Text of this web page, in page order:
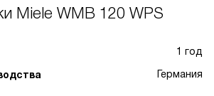
Miele WMB 120 WPS
1 год
Германия